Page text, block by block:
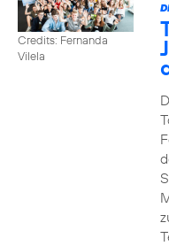
Credits: Fernanda
Vilela